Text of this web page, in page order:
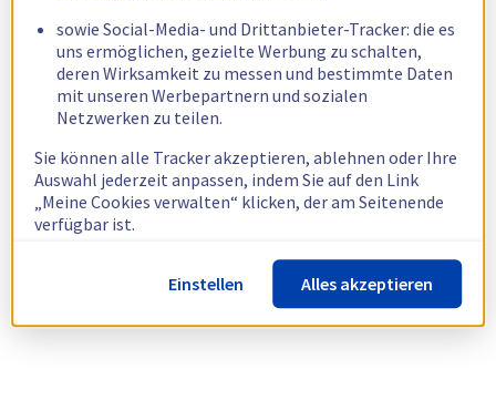
sowie Social-Media- und Drittanbieter-Tracker: die es
uns ermöglichen, gezielte Werbung zu schalten,
deren Wirksamkeit zu messen und bestimmte Daten
mit unseren Werbepartnern und sozialen
Netzwerken zu teilen.
Sie können alle Tracker akzeptieren, ablehnen oder Ihre
Auswahl jederzeit anpassen, indem Sie auf den Link
„Meine Cookies verwalten“ klicken, der am Seitenende
verfügbar ist.
Weitere Informationen finden Sie in unsererRichtlinie
zur Verwendung von Cookies.
Einstellen Alles akzeptieren